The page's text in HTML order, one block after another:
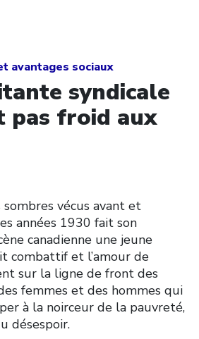
avantages sociaux
syndicale
pas froid aux
vécus avant et
années 1930 fait son
canadienne une jeune
combattif et l’amour de
sur la ligne de front des
femmes et des hommes qui
à la noirceur de la pauvreté,
désespoir.